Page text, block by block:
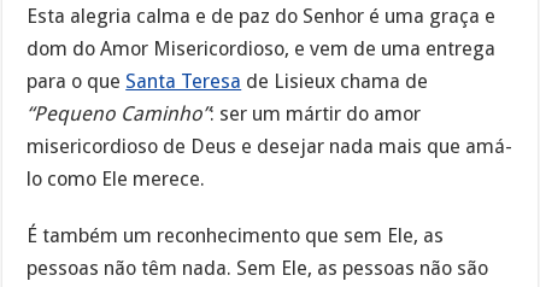
Esta alegria calma e de paz do Senhor é uma graça e
dom do Amor Misericordioso, e vem de uma entrega
para o que Santa Teresa de Lisieux chama de
“Pequeno Caminho”: ser um mártir do amor
misericordioso de Deus e desejar nada mais que amá-
lo como Ele merece.
É também um reconhecimento que sem Ele, as
pessoas não têm nada. Sem Ele, as pessoas não são